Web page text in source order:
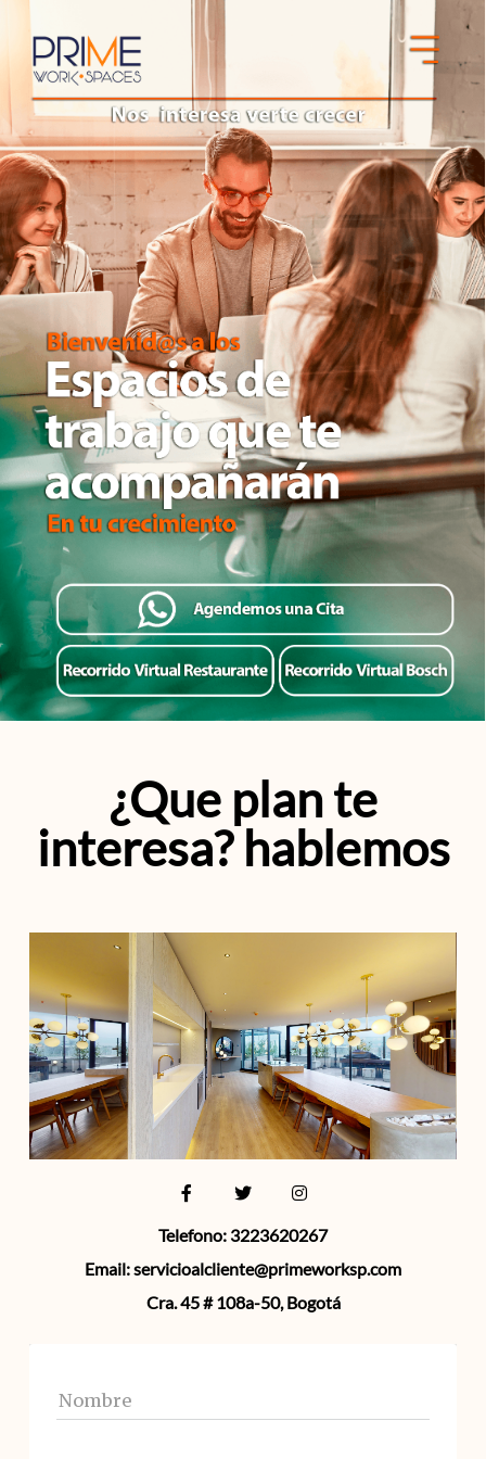
¿Que plan te
interesa? hablemos
Nombre
Telefono: 3223620267
Email: servicioalcliente@primeworksp.com
Cra. 45 # 108a-50, Bogotá